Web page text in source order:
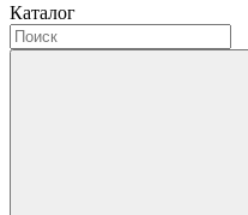
Каталог